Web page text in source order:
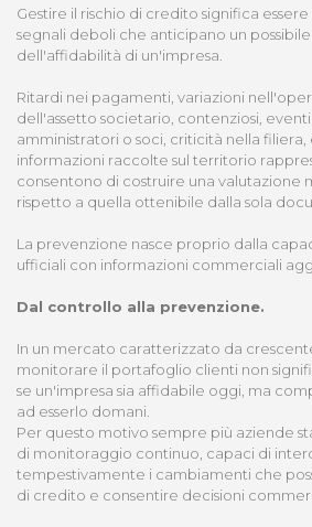
Gestire il rischio di credito significa
segnali deboli che anticipano un
dell'affidabilità di un'impresa.
Ritardi nei pagamenti, variazioni
dell'assetto societario, contenziosi,
amministratori o soci, criticità nella filiera,
informazioni raccolte sul territorio
consentono di costruire una valutazione
rispetto a quella ottenibile dalla sola
La prevenzione nasce proprio dalla
ufficiali con informazioni commerciali
Dal controllo alla prevenzione.
In un mercato caratterizzato da
monitorare il portafoglio clienti non
se un'impresa sia affidabile oggi, ma
ad esserlo domani.
Per questo motivo sempre più aziende
di monitoraggio continuo, capaci di
tempestivamente i cambiamenti che
di credito e consentire decisioni